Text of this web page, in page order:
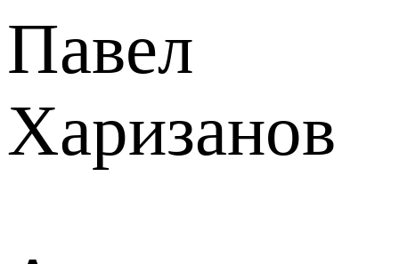
Павел
Харизанов